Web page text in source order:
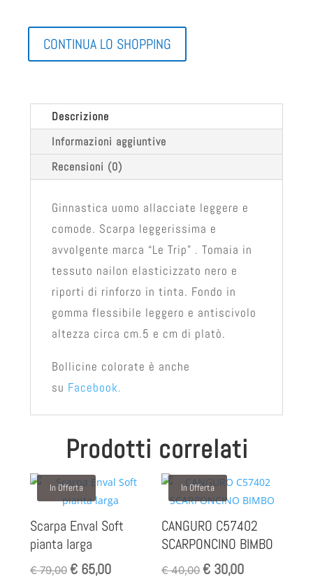
CONTINUA LO SHOPPING
Descrizione
Informazioni aggiuntive
Recensioni (0)
Ginnastica uomo allacciate leggere e
comode. Scarpa leggerissima e
avvolgente marca “Le Trip” . Tomaia in
tessuto nailon elasticizzato nero e
riporti di rinforzo in tinta. Fondo in
gomma flessibile leggero e antiscivolo
altezza circa cm.5 e cm di platò.
Bollicine colorate è anche
su Facebook.
Prodotti correlati
In Offerta
Scarpa Enval Soft
pianta larga
€79,00 Il
€65,00Il
In Offerta
CANGURO C57402
SCARPONCINO BIMBO
€40,00Il
€ 30,00Il